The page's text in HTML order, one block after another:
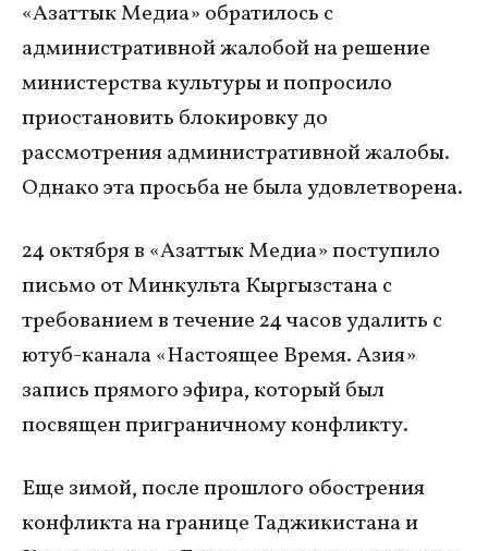
«Азаттык Медиа» обратилось с
административной жалобой на решение
министерства культуры и попросило
приостановить блокировку до
рассмотрения административной жалобы.
Однако эта просьба не была удовлетворена.
24 октября в «Азаттык Медиа» поступило
письмо от Минкульта Кыргызстана с
требованием в течение 24 часов удалить с
ютуб-канала «Настоящее Время. Азия»
запись прямого эфира, который был
посвящен приграничному конфликту.
Еще зимой, после прошлого обострения
конфликта на границе Таджикистана и